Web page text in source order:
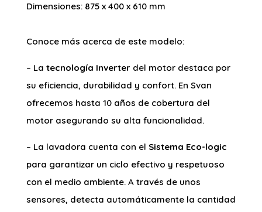
Dimensiones: 875 x 400 x 610 mm
Conoce más acerca de este modelo:
– La tecnología Inverterdel motor destaca por
su eficiencia, durabilidad y confort. En Svan
ofrecemos hasta 10 años de cobertura del
motor asegurando su alta funcionalidad.
– La lavadora cuenta con el Sistema Eco-logic
para garantizar un ciclo efectivo y respetuoso
con el medio ambiente. A través de unos
sensores, detecta automáticamente la cantidad